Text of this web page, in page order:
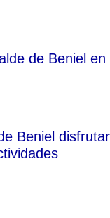
de Beniel
Beniel